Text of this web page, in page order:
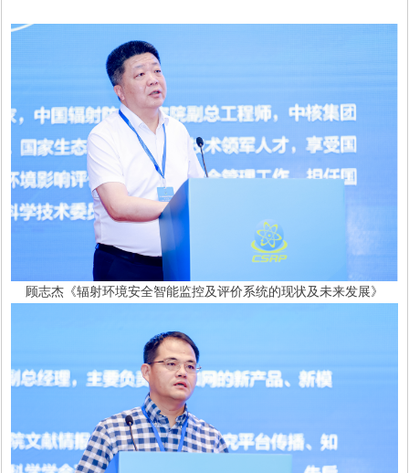
顾志杰《辐射环境安全智能监控及评价系统的现状及未来发展》